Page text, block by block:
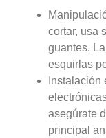
cortar, usa
guantes.
esquirlas
Instalación
asegúrate
principal